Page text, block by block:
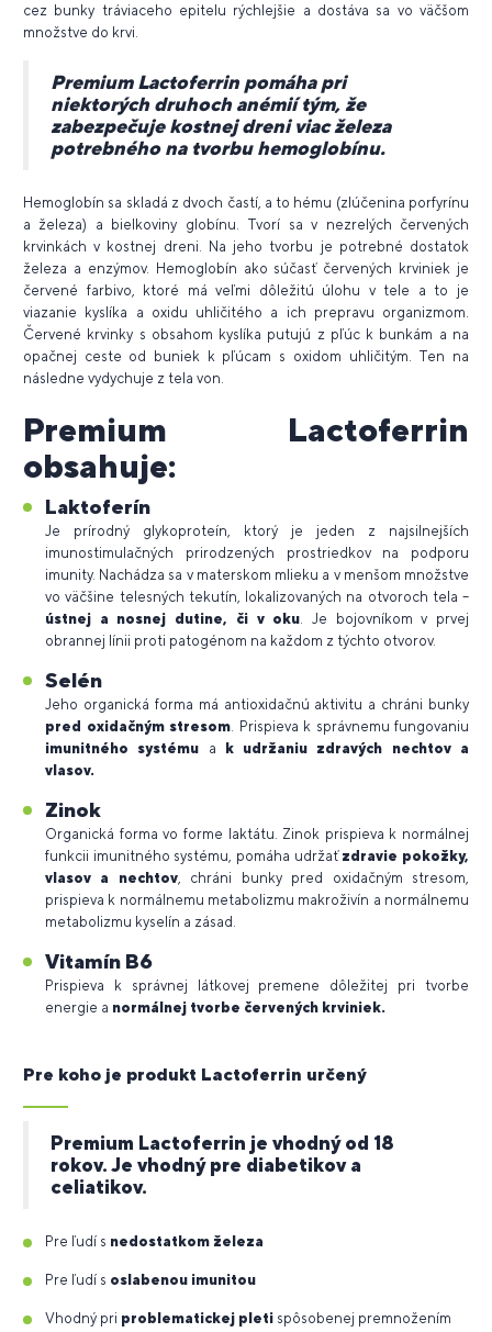
cez bunky tráviaceho epitelu rýchlejšie a dostáva sa vo väčšom
množstve do krvi.
Premium Lactoferrin pomáha pri
niektorých druhoch anémií tým, že
zabezpečuje kostnej dreni viac železa
potrebného na tvorbu hemoglobínu.
Hemoglobín sa skladá z dvoch častí, a to hému (zlúčenina porfyrínu
a železa) a bielkoviny globínu. Tvorí sa v nezrelých červených
krvinkách v kostnej dreni. Na jeho tvorbu je potrebné dostatok
železa a enzýmov. Hemoglobín ako súčasť červených krviniek je
červené farbivo, ktoré má veľmi dôležitú úlohu v tele a to je
viazanie kyslíka a oxidu uhličitého a ich prepravu organizmom.
Červené krvinky s obsahom kyslíka putujú z pľúc k bunkám a na
opačnej ceste od buniek k pľúcam s oxidom uhličitým. Ten na
následne vydychuje z tela von.
Premium Lactoferrin
obsahuje:
Laktoferín
Je prírodný glykoproteín, ktorý je jeden z najsilnejších
imunostimulačných prirodzených prostriedkov na podporu
imunity. Nachádza sa v materskom mlieku a v menšom množstve
vo väčšine telesných tekutín, lokalizovaných na otvoroch tela –
ústnej a nosnej dutine, či v oku . Je bojovníkom v prvej
obrannej línii proti patogénom na každom z týchto otvorov.
Selén
Jeho organická forma má antioxidačnú aktivitu a chráni bunky
pred oxidačným stresom . Prispieva k správnemu fungovaniu
imunitného systému a
k udržaniu zdravých nechtov a
vlasov.
Zinok
Organická forma vo forme laktátu. Zinok prispieva k normálnej
funkcii imunitného systému, pomáha udržať zdravie pokožky,
vlasov a nechtov, chráni bunky pred oxidačným stresom,
prispieva k normálnemu metabolizmu makroživín a normálnemu
metabolizmu kyselín a zásad.
Vitamín B6
Prispieva k správnej látkovej premene dôležitej pri tvorbe
energie a normálnej tvorbe červených krviniek.
Pre koho je produkt Lactoferrin určený
Premium Lactoferrin je vhodný od 18
rokov. Je vhodný pre diabetikov a
celiatikov.
Pre ľudí s nedostatkom železa
Pre ľudí s oslabenou imunitou
Vhodný pri problematickej pleti spôsobenej premnožením